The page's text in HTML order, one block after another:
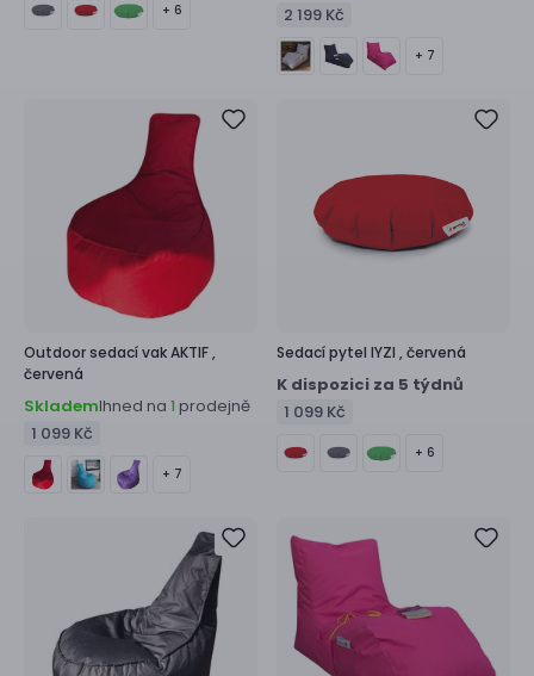
+ 6
2 199 Kč
+ 7
Outdoor sedací vakAKTIF ,
červená
SklademIhned na 1 prodejně
1 099 Kč
+ 7
Sedací pytel IYZI , červená
K dispozici za 5 týdnů
1 099 Kč
+ 6